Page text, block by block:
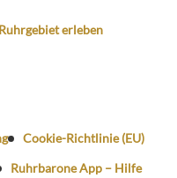
Ruhrgebiet erleben
Cookie-Richtlinie (EU)
Ruhrbarone App – Hilfe